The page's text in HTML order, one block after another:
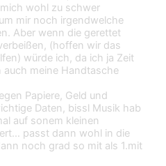
wohl zu schwer
mir noch irgendwelche
Aber wenn die gerettet
(hoffen wir das
würde ich, da ich ja Zeit
meine Handtasche
Papiere, Geld und
Daten, bissl Musik hab
auf sonem kleinen
passt dann wohl in die
noch grad so mit als 1.mit